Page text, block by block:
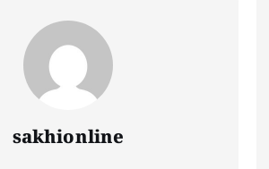
sakhionline